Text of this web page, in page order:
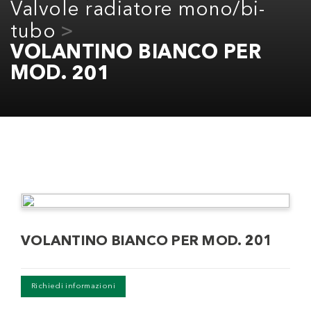
Valvole radiatore mono/bi-
tubo
VOLANTINO BIANCO PER
MOD. 201
VOLANTINO BIANCO PER MOD. 201
Richiedi informazioni